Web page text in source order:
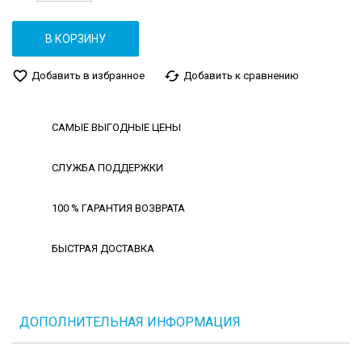
В КОРЗИНУ
favorite_border Добавить в избранное cached Добавить к сравнению
САМЫЕ ВЫГОДНЫЕ ЦЕНЫ
СЛУЖБА ПОДДЕРЖКИ
100 % ГАРАНТИЯ ВОЗВРАТА
БЫСТРАЯ ДОСТАВКА
ДОПОЛНИТЕЛЬНАЯ ИНФОРМАЦИЯ